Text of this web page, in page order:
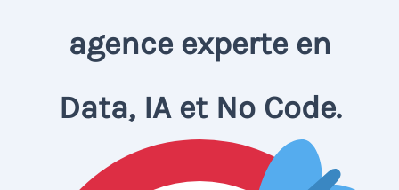
agence experte en
Data, IA et No Code.